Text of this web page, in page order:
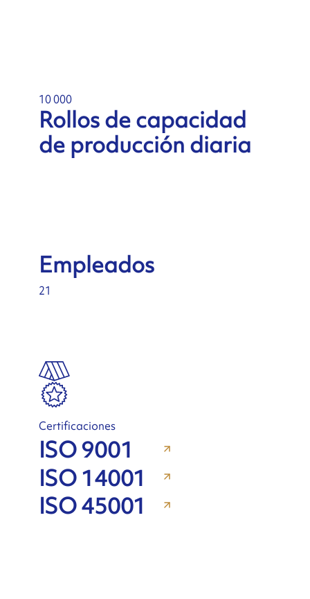
10 000
Rollos de capacidad
de producción diaria
Empleados
21
Certificaciones
ISO 9001
ISO 14001
ISO 45001